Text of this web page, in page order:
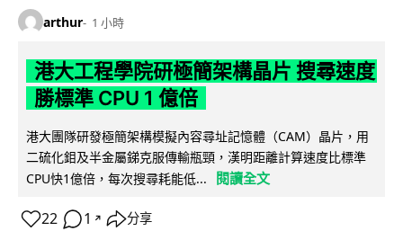
arthur 1 小時
港大工程學院研極簡架構晶片 搜尋速度
勝標準 CPU 1 億倍
港大團隊研發極簡架構模擬內容尋址記憶體（CAM）晶片，用
二硫化鉬及半金屬銻克服傳輸瓶頸，漢明距離計算速度比標準
CPU快1億倍，每次搜尋耗能低...
閱讀全文
22 1 ↗ 分享